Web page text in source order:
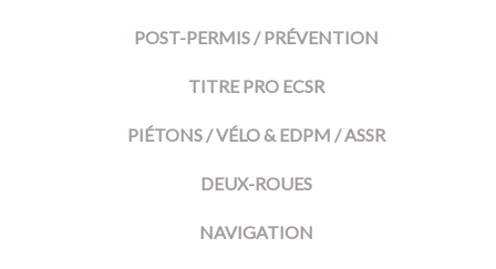
POST-PERMIS / PRÉVENTION
TITRE PRO ECSR
PIÉTONS / VÉLO & EDPM / ASSR
DEUX-ROUES
NAVIGATION